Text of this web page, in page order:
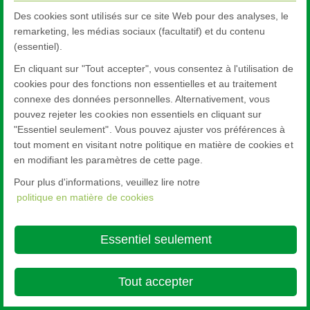
Des cookies sont utilisés sur ce site Web pour des analyses, le
remarketing, les médias sociaux (facultatif) et du contenu
(essentiel).
En cliquant sur "Tout accepter", vous consentez à l'utilisation de
cookies pour des fonctions non essentielles et au traitement
connexe des données personnelles. Alternativement, vous
pouvez rejeter les cookies non essentiels en cliquant sur
"Essentiel seulement". Vous pouvez ajuster vos préférences à
tout moment en visitant notre politique en matière de cookies et
en modifiant les paramètres de cette page.
Pour plus d'informations, veuillez lire notre
politique en matière de cookies
Essentiel seulement
Tout accepter